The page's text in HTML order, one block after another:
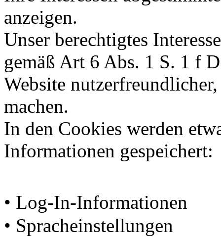
anzeigen.
Unser berechtigtes
gemäß Art 6 Abs. 1 S. 1 f
Website
machen.
In den Cookies werden
Informationen gespeichert:
• Log-In-Informationen
• Spracheinstellungen